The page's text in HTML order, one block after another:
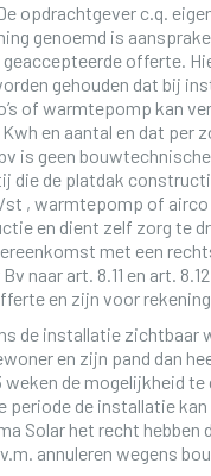
opdrachtgever c.q.
genoemd is
geaccepteerde offerte.
gehouden dat bij
of warmtepomp kan
en aantal en dat per
is geen
die de platdak
st , warmtepomp of
en dient zelf zorg te
met een
naar art. 8.11 en art.
en zijn voor
de installatie
en zijn pand dan
weken de mogelijkheid
periode de installatie
Solar het recht
annuleren wegens